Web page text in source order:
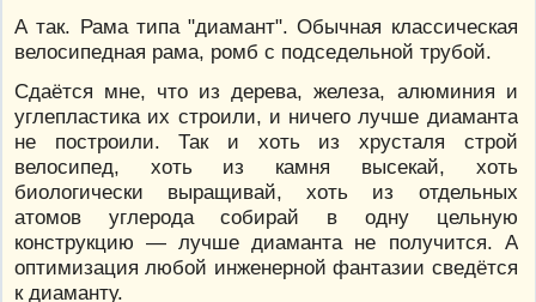
А так. Рама типа "диамант". Обычная классическая
велосипедная рама, ромб с подседельной трубой.
Сдаётся мне, что из дерева, железа, алюминия и
углепластика их строили, и ничего лучше диаманта
не построили. Так и хоть из хрусталя строй
велосипед, хоть из камня высекай, хоть
биологически выращивай, хоть из отдельных
атомов углерода собирай в одну цельную
конструкцию — лучше диаманта не получится. А
оптимизация любой инженерной фантазии сведётся
к диаманту.